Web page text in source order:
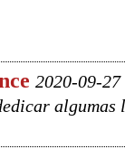
2020-09-